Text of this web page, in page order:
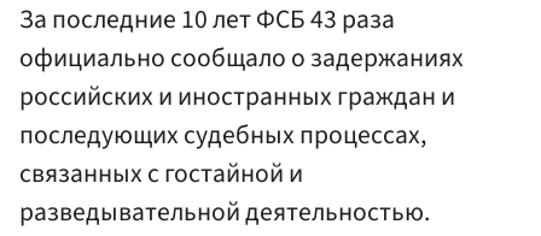
За последние 10 лет ФСБ 43 раза
официально сообщало о задержаниях
российских и иностранных граждан и
последующих судебных процессах,
связанных с гостайной и
разведывательной деятельностью.